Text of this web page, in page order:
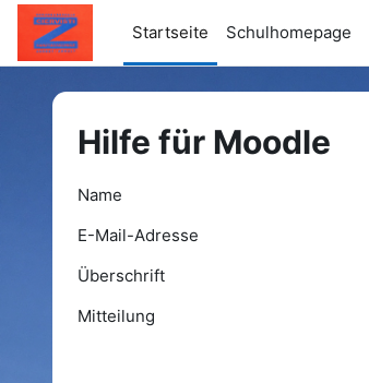
Zum Hauptinhalt
Startseite
Schulhomepage
Hilfe für Moodle
Name
E-Mail-Adresse
Überschrift
Mitteilung